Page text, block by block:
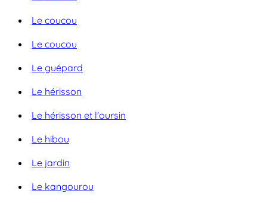
Le coucou
Le coucou
Le guépard
Le hérisson
Le hérisson et l'oursin
Le hibou
Le jardin
Le kangourou